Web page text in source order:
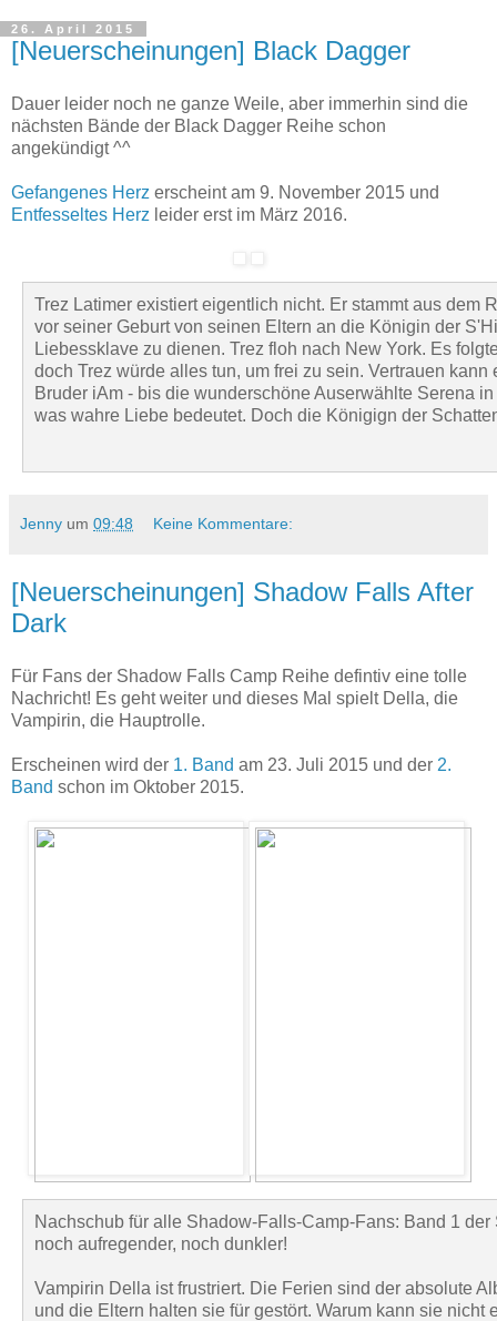
26. April 2015
[Neuerscheinungen] Black Dagger
Dauer leider noch ne ganze Weile, aber immerhin sind die
nächsten Bände der Black Dagger Reihe schon
angekündigt ^^
Gefangenes Herz erscheint am 9. November 2015 und
Entfesseltes Herz leider erst im März 2016.
Trez Latimer existiert eigentlich nicht. Er stammt aus dem
vor seiner Geburt von seinen Eltern an die Königin der
Liebessklave zu dienen. Trez floh nach New York. Es
doch Trez würde alles tun, um frei zu sein. Vertrauen
Bruder iAm - bis die wunderschöne Auserwählte Serena
was wahre Liebe bedeutet. Doch die Königign der
Jenny um 09:48 Keine Kommentare:
[Neuerscheinungen] Shadow Falls After
Dark
Für Fans der Shadow Falls Camp Reihe defintiv eine tolle
Nachricht! Es geht weiter und dieses Mal spielt Della, die
Vampirin, die Hauptrolle.
Erscheinen wird der 1. Band am 23. Juli 2015 und der 2.
Band schon im Oktober 2015.
Nachschub für alle Shadow-Falls-Camp-Fans: Band 1
noch aufregender, noch dunkler!
Vampirin Della ist frustriert. Die Ferien sind der absolute
und die Eltern halten sie für gestört. Warum kann sie nicht